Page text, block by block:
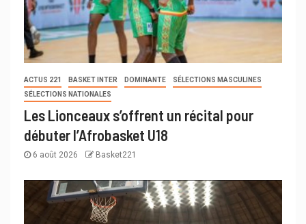
ACTUS 221 BASKET INTER DOMINANTE
SÉLECTIONS MASCULINES
SÉLECTIONS NATIONALES
Les Lionceaux s’offrent un récital pour
débuter l’Afrobasket U18
6 août 2026 Basket221